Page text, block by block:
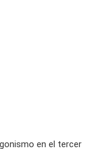
en el tercer